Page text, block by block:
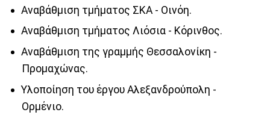
Αναβάθμιση τμήματος ΣΚΑ - Οινόη.
Αναβάθμιση τμήματος Λιόσια - Κόρινθος.
Αναβάθμιση της γραμμής Θεσσαλονίκη -
Προμαχώνας.
Υλοποίηση του έργου Αλεξανδρούπολη -
Ορμένιο.